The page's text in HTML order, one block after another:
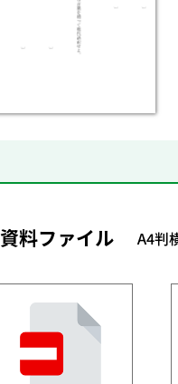
資料ファイル A4判